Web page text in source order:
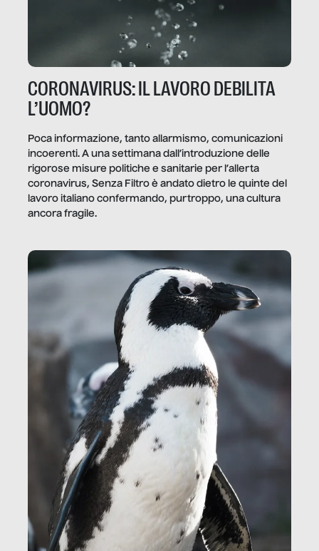
CORONAVIRUS: IL LAVORO DEBILITA
L’UOMO?
Poca informazione, tanto allarmismo, comunicazioni
incoerenti. A una settimana dall’introduzione delle
rigorose misure politiche e sanitarie per l’allerta
coronavirus, Senza Filtro è andato dietro le quinte del
lavoro italiano confermando, purtroppo, una cultura
ancora fragile.